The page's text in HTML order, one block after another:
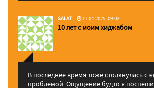
SALAT 11.04.2025, 09:02
10 лет с моим хиджабом
В последнее время тоже столкнулась с
проблемой. Ощущение будто я